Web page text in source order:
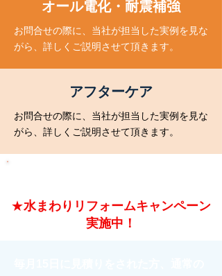
​オール電化・耐震補強
お問合せの際に、当社が担当した実例を見な
がら、詳しくご説明させて頂きます。
​アフターケア
お問合せの際に、当社が担当した実例を見な
がら、詳しくご説明させて頂きます。
★水まわりリフォームキャンペーン
実施中！